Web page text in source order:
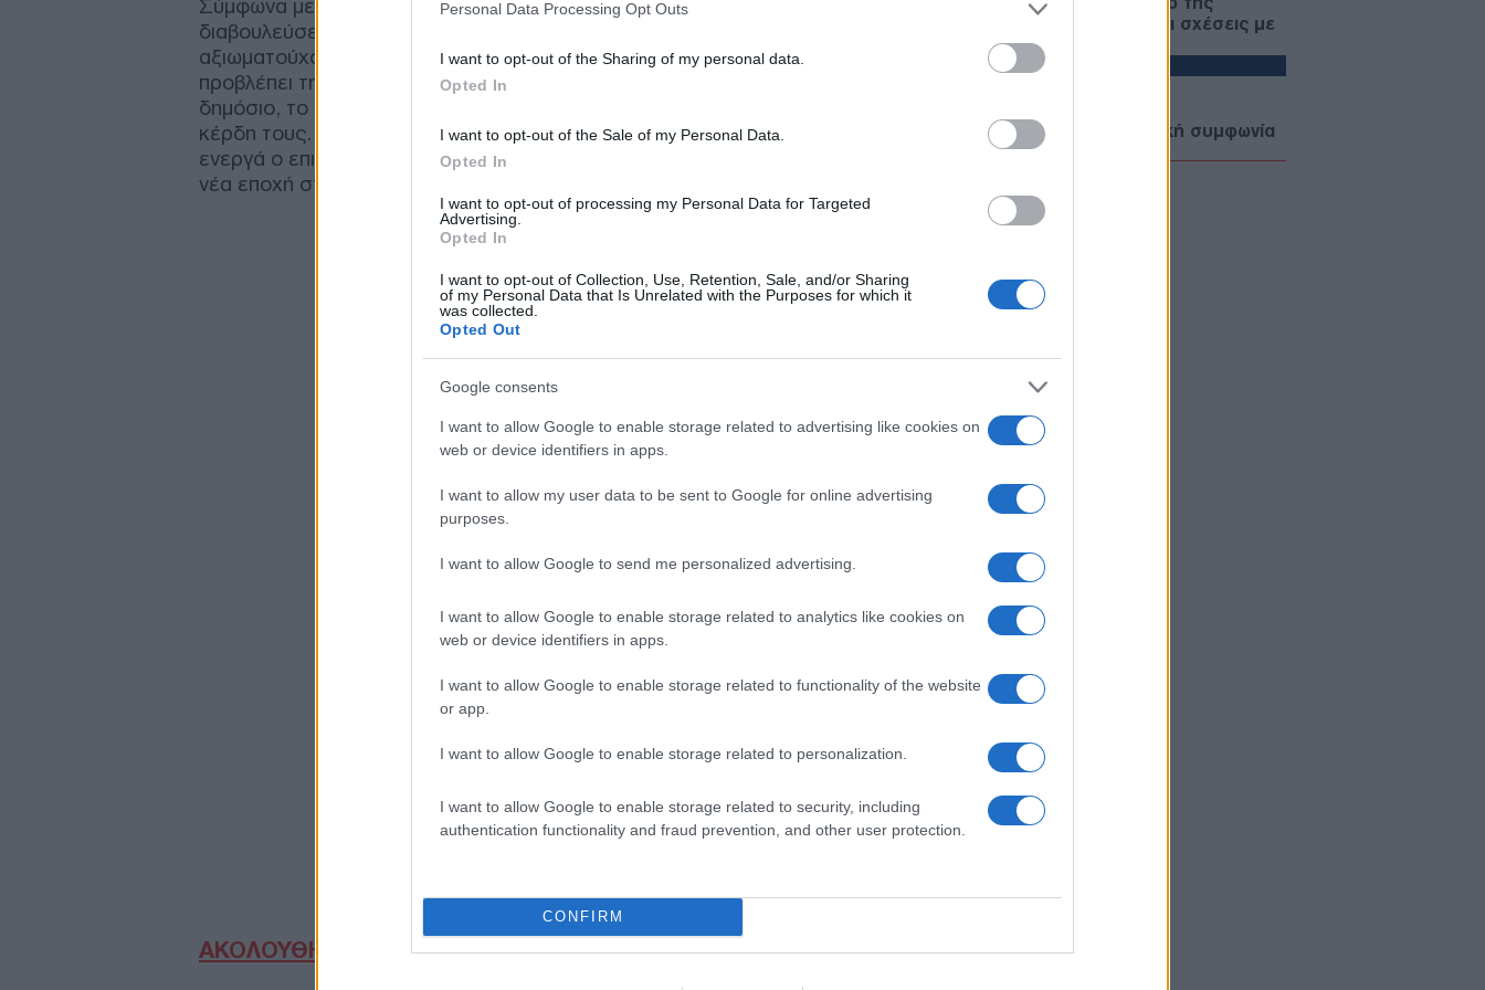
Personal Data Processing Opt Outs
I want to opt-out of the Sharing of my personal data.
Opted In
I want to opt-out of the Sale of my Personal Data.
Opted In
I want to opt-out of processing my Personal Data for Targeted
Advertising.
Opted In
I want to opt-out of Collection, Use, Retention, Sale, and/or Sharing
of my Personal Data that Is Unrelated with the Purposes for which it
was collected.
Opted Out
Google consents
I want to allow Google to enable storage related to advertising like cookies on
web or device identifiers in apps.
I want to allow my user data to be sent to Google for online advertising
purposes.
I want to allow Google to send me personalized advertising.
I want to allow Google to enable storage related to analytics like cookies on
web or device identifiers in apps.
I want to allow Google to enable storage related to functionality of the website
or app.
I want to allow Google to enable storage related to personalization.
I want to allow Google to enable storage related to security, including
authentication functionality and fraud prevention, and other user protection.
CONFIRM
Σύμφωνα με ρεπορτάζ του ενημερωτικού ιστότοπου NOTUS, οι σχετικές
διαβουλεύσεις έχουν ήδη ξεκινήσει ανάμεσα σε κυβερνητικούς
αξιωματούχους και εκπροσώπους των εταιρειών. Το σενάριο που εξετάζεται
προβλέπει την οικειοθελή παραχώρηση μετοχικών μεριδίων στο αμερικανικό
δημόσιο, το οποίο στη συνέχεια θα εισπράττει κανονικά μερίσματα από τα
κέρδη τους. Την πρωτοβουλία αυτή φαίνεται να στηρίζει και να προωθεί
ενεργά ο επικεφαλής της OpenAI, Σαμ Άλτμαν, ανοίγοντας τον δρόμο για μια
νέα εποχή στις σχέσεις κράτους και τεχνολογικής βιομηχανίας.
ΑΚΟΛΟΥΘΗΣΤΕ ΜΑΣ ΣΤΟ GOOGLE NEWS ΚΑΝΟΝΤΑΣ ΚΛΙΚ ΕΔΩ
ατζέντας ΕΕ, ενέργεια και σχέσεις με
τη Ρωσία
ΔΙΕΘΝΗ
Τι σηματοδοτεί η αμυντική συμφωνία
Σ. Αραβίας, Τουρκίας και Πακιστάν —
ΤΟΥΡΚΙΑ
07/08/26 - 21:59
μετά το ελληνικό χωροταξικό για τον
Τουρισμό: «Καμία νομική συνέπεια»
07/08/26 - 21:45
ΗΠΑ: Η Γερουσία ενέκρινε νέες
έως 500% σε πετρέλαιο και αέριο
ΔΙΕΘΝΗ
07/08/26 - 21:19
ΗΠΑ: Νέα αποχαρακτηρισμένα αρχεία
μεταλλικές σφαίρες και ανεξήγητα
φώτα
07/08/26 - 21:10
πληθωρισμός τον Ιούλιο – Μικρή
άνοδος στα τρόφιμα
07/08/26 - 20:42
Φρίκη στην Κρήτη: Τουρίστας
φέρεται να ρώτησε πόσο να πληρώσει
για να ασελγήσει σε 10χρονο κορίτσι!